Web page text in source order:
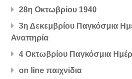
28η Οκτωβρίου 1940
3η Δεκεμβρίου Παγκόσμια
Αναπηρία
4 Οκτωβρίου Παγκόσμια
on line παιχνίδια